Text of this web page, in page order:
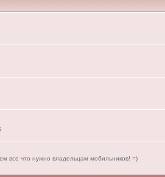
все что нужно владельцам мобильников! =)